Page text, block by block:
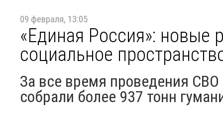
09 февраля, 13:05
«Единая Россия»: новые
социальное
За все время проведения
собрали более 937 тонн